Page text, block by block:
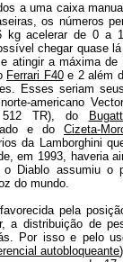
a uma caixa
os números
kg acelerar de 0 a
chegar quase
atingir a máxima
Ferrari F40e 2 além
Esses seriam
americano
512 TR), do
e do Cizeta-
da Lamborghini
em 1993, haveria
o Diablo assumiu o
do mundo.
pela
a distribuição de
Por isso e pelo
autobloqueante